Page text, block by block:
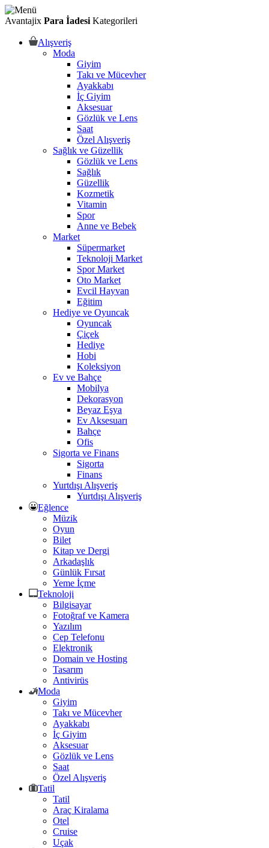
Avantajix Para İadesi Kategorileri
Alışveriş
Moda
Giyim
Takı ve Mücevher
Ayakkabı
İç Giyim
Aksesuar
Gözlük ve Lens
Saat
Özel Alışveriş
Sağlık ve Güzellik
Gözlük ve Lens
Sağlık
Güzellik
Kozmetik
Vitamin
Spor
Anne ve Bebek
Market
Süpermarket
Teknoloji Market
Spor Market
Oto Market
Evcil Hayvan
Eğitim
Hediye ve Oyuncak
Oyuncak
Çiçek
Hediye
Hobi
Koleksiyon
Ev ve Bahçe
Mobilya
Dekorasyon
Beyaz Eşya
Ev Aksesuarı
Bahçe
Ofis
Sigorta ve Finans
Sigorta
Finans
Yurtdışı Alışveriş
Yurtdışı Alışveriş
Eğlence
Müzik
Oyun
Bilet
Kitap ve Dergi
Arkadaşlık
Günlük Fırsat
Yeme İçme
Teknoloji
Bilgisayar
Fotoğraf ve Kamera
Yazılım
Cep Telefonu
Elektronik
Domain ve Hosting
Tasarım
Antivirüs
Moda
Giyim
Takı ve Mücevher
Ayakkabı
İç Giyim
Aksesuar
Gözlük ve Lens
Saat
Özel Alışveriş
Tatil
Tatil
Araç Kiralama
Otel
Cruise
Uçak